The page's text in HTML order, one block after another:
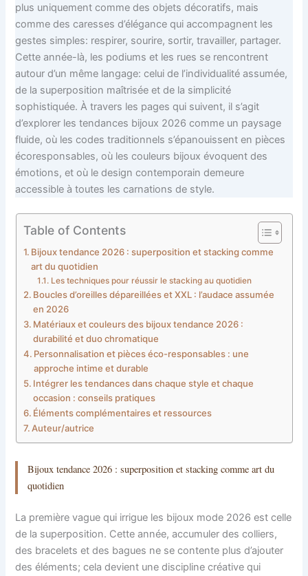
plus uniquement comme des objets décoratifs, mais
comme des caresses d’élégance qui accompagnent les
gestes simples: respirer, sourire, sortir, travailler, partager.
Cette année-là, les podiums et les rues se rencontrent
autour d’un même langage: celui de l’individualité assumée,
de la superposition maîtrisée et de la simplicité
sophistiquée. À travers les pages qui suivent, il s’agit
d’explorer les tendances bijoux 2026 comme un paysage
fluide, où les codes traditionnels s’épanouissent en pièces
écoresponsables, où les couleurs bijoux évoquent des
émotions, et où le design contemporain demeure
accessible à toutes les carnations de style.
Table of Contents
Bijoux tendance 2026 : superposition et stacking comme
art du quotidien
Les techniques pour réussir le stacking au quotidien
Boucles d’oreilles dépareillées et XXL : l’audace assumée
en 2026
Matériaux et couleurs des bijoux tendance 2026 :
durabilité et duo chromatique
Personnalisation et pièces éco-responsables : une
approche intime et durable
Intégrer les tendances dans chaque style et chaque
occasion : conseils pratiques
Éléments complémentaires et ressources
Auteur/autrice
Bijoux tendance 2026 : superposition et stacking comme art du
quotidien
La première vague qui irrigue les bijoux mode 2026 est celle
de la superposition. Cette année, accumuler des colliers,
des bracelets et des bagues ne se contente plus d’ajouter
des éléments; cela devient une discipline créative qui